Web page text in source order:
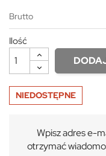
Brutto
Ilość
NIEDOSTĘPNE
Wpisz adres e-
otrzymać